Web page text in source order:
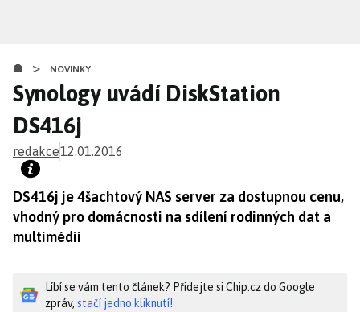
obsahu
> NOVINKY
Synology uvádí DiskStation
DS416j
redakce12.01.2016
DS416j je 4šachtový NAS server za dostupnou cenu,
vhodný pro domácnosti na sdílení rodinných dat a
multimédií
Líbí se vám tento článek? Přidejte si Chip.cz do Google
zpráv, stačí jedno kliknutí!